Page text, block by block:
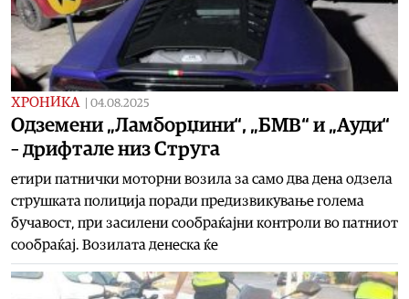
ХРОНИКА 04.08.2025
Одземени „Ламборџини“, „БМВ“ и „Ауди“
– дрифтале низ Струга
етири патнички моторни возила за само два дена одзела
струшката полиција поради предизвикување голема
бучавост, при засилени сообраќајни контроли во патниот
сообраќај. Возилата денеска ќе